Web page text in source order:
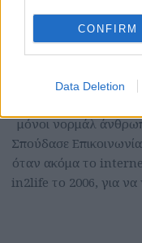
CONFIRM
Data Deletion
Γεννήθηκε στον
ταξίδια, το θέατρο,
μόνοι νορμάλ
Σπούδασε
όταν ακόμα το
in2life το 2006, για να